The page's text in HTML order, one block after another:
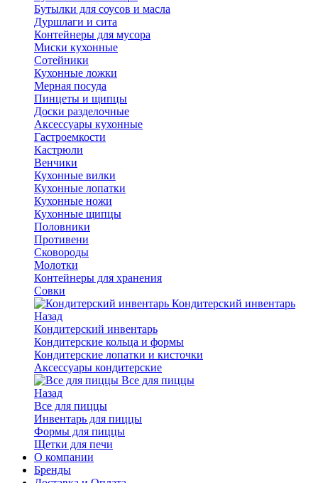
Бутылки для соусов и масла
Дуршлаги и сита
Контейнеры для мусора
Миски кухонные
Сотейники
Кухонные ложки
Мерная посуда
Пинцеты и щипцы
Доски разделочные
Аксессуары кухонные
Гастроемкости
Кастрюли
Венчики
Кухонные вилки
Кухонные лопатки
Кухонные ножи
Кухонные щипцы
Половники
Противени
Сковороды
Молотки
Контейнеры для хранения
Совки
Кондитерский инвентарь
Назад
Кондитерский инвентарь
Кондитерские кольца и формы
Кондитерские лопатки и кисточки
Аксессуары кондитерские
Все для пиццы
Назад
Все для пиццы
Инвентарь для пиццы
Формы для пиццы
Щетки для печи
О компании
Бренды